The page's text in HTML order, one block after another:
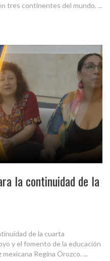
tres continentes del mundo. ...
la continuidad de la
de la cuarta
y el fomento de la educación
Regina Orozco. ...